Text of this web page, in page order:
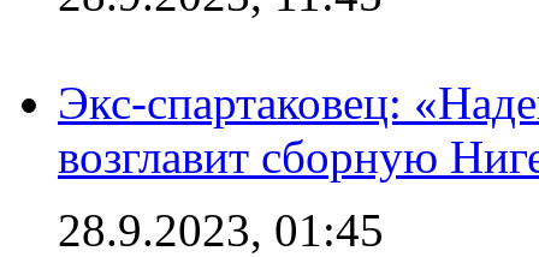
Экс-спартаковец:
возглавит сборную
28.9.2023, 01:45